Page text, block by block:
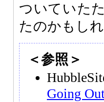
ついていた
たのかもしれ
＜参照＞
Going